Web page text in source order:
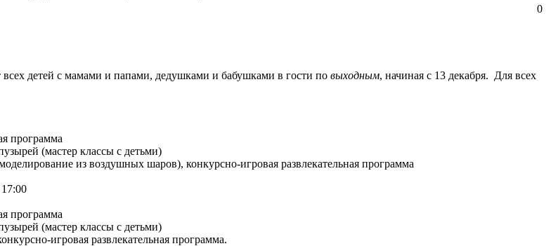
0
всех детей с мамами и папами, дедушками и бабушками в гости по выходным, начиная с 13 декабря. Для всех
программа
(мастер классы с детьми)
из воздушных шаров), конкурсно-игровая развлекательная программа
программа
(мастер классы с детьми)
игровая развлекательная программа.